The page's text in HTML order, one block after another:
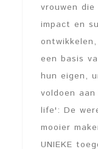
vrouwen
impact en
een basis
hun eigen,
voldoen
life': De
mooier
UNIEKE